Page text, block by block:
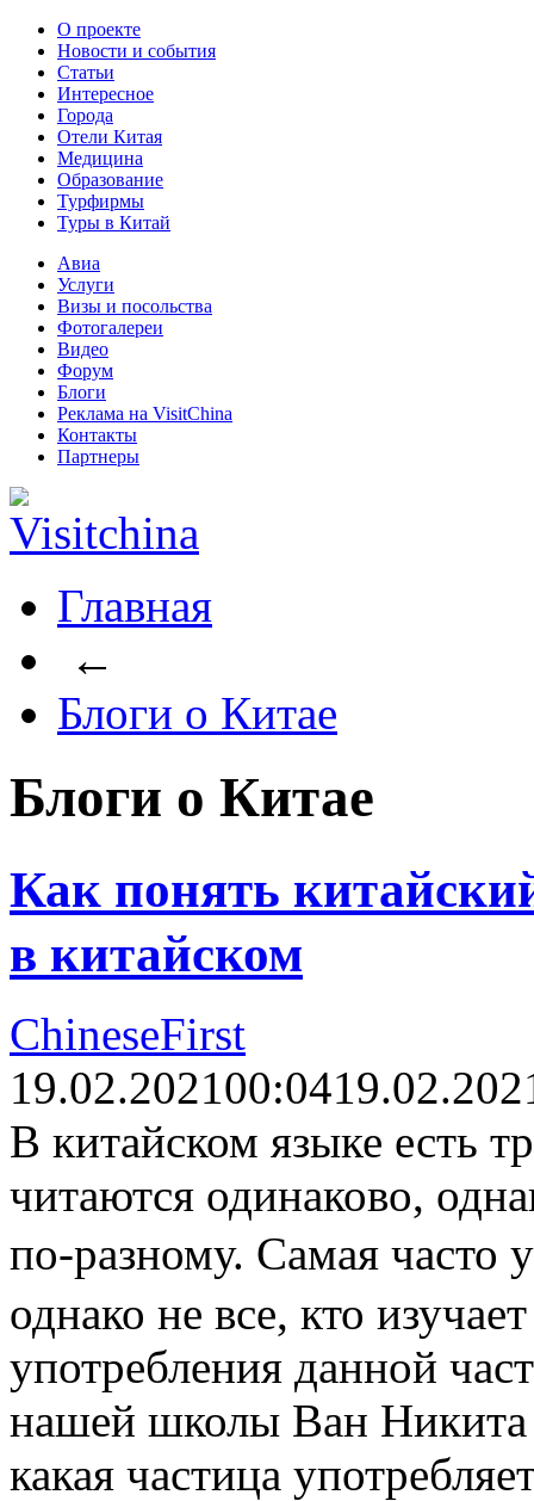
О проекте
Новости и события
Статьи
Интересное
Города
Отели Китая
Медицина
Образование
Турфирмы
Туры в Китай
Авиа
Услуги
Визы и посольства
Фотогалереи
Видео
Форум
Блоги
Реклама на VisitChina
Контакты
Партнеры
Главная
←
Блоги о Китае
Блоги о Китае
Как понять
в китайском
ChineseFirst
19.02.202100:04
В китайском языке есть
читаются одинаково,
по-разному. Самая часто
однако не все, кто
употребления данной
нашей школы Ван Никита
какая частица